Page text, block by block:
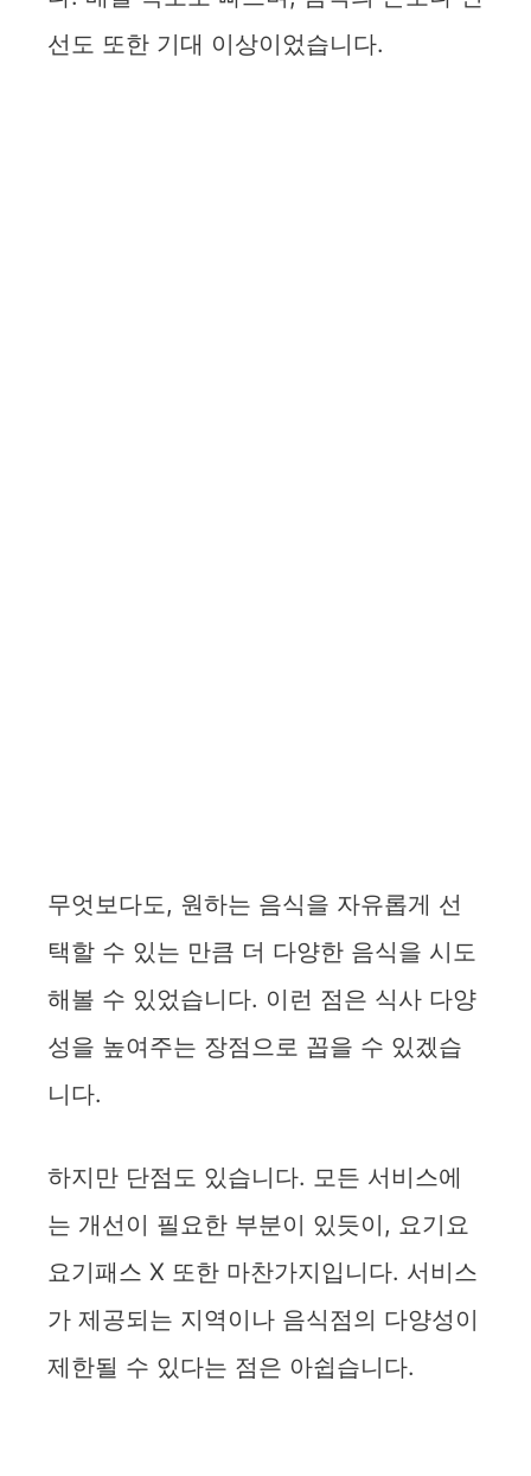
선도 또한 기대 이상이었습니다.
무엇보다도, 원하는 음식을 자유롭게 선
택할 수 있는 만큼 더 다양한 음식을 시도
해볼 수 있었습니다. 이런 점은 식사 다양
성을 높여주는 장점으로 꼽을 수 있겠습
니다.
하지만 단점도 있습니다. 모든 서비스에
는 개선이 필요한 부분이 있듯이, 요기요
요기패스 X 또한 마찬가지입니다. 서비스
가 제공되는 지역이나 음식점의 다양성이
제한될 수 있다는 점은 아쉽습니다.